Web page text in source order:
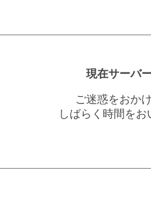
現在サーバ
ご迷惑をおか
しばらく時間を